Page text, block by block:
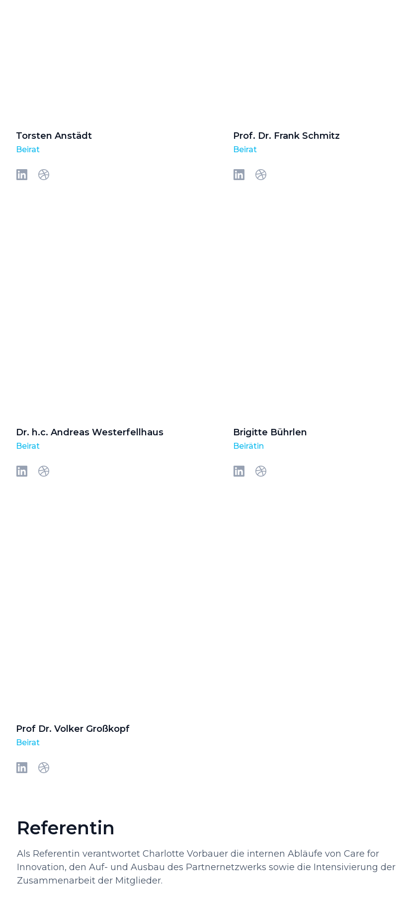
Torsten Anstädt
Beirat
Prof. Dr. Frank Schmitz
Beirat
Dr. h.c. Andreas Westerfellhaus
Beirat
Brigitte Bührlen
Beirätin
Prof Dr. Volker Großkopf
Beirat
Referentin
Als Referentin verantwortet Charlotte Vorbauer die internen Abläufe von Care for
Innovation, den Auf- und Ausbau des Partnernetzwerks sowie die Intensivierung der
Zusammenarbeit der Mitglieder.